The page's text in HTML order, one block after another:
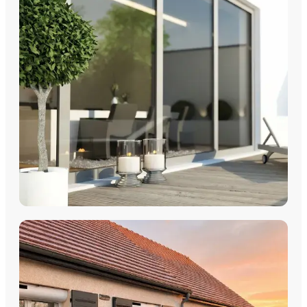
Fenêtres PVC Fenêtres Aluminium
Fenêtres Multimatériaux
Fenêtres Bois
Découvrez nos fenêtres PVC, aluminium, bois et
multimatériaux, avec pose par les équipes Plein Jour Habitat.
DÉCOUVRIR
COULISSANTS & BAIES VITRÉES
Coulissants Aluminium
Découvrez nos Baies coulissantes et portes-fenêtres
aluminium avec pose par les équipes Plein Jour Habitat.